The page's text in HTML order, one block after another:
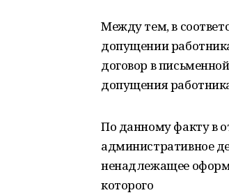
Между тем, в
допущении
договор в
допущения
По данному факту в
административное
ненадлежащее
которого